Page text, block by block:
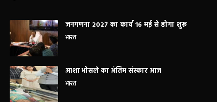
जनगणना 2027 का कार्य 16 मई से होगा शुरू
भारत
आशा भोसले का अंतिम संस्कार आज
भारत